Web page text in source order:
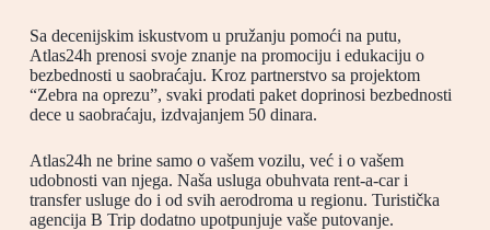
Sa decenijskim iskustvom u pružanju pomoći na putu,
Atlas24h prenosi svoje znanje na promociju i edukaciju o
bezbednosti u saobraćaju. Kroz partnerstvo sa projektom
“Zebra na oprezu”, svaki prodati paket doprinosi bezbednosti
dece u saobraćaju, izdvajanjem 50 dinara.
Atlas24h ne brine samo o vašem vozilu, već i o vašem
udobnosti van njega. Naša usluga obuhvata rent-a-car i
transfer usluge do i od svih aerodroma u regionu. Turistička
agencija B Trip dodatno upotpunjuje vaše putovanje.